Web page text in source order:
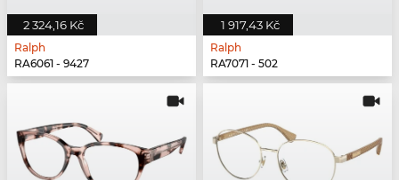
2 324,16 Kč
Ralph
RA6061 - 9427
1 917,43 Kč
Ralph
RA7071 - 502